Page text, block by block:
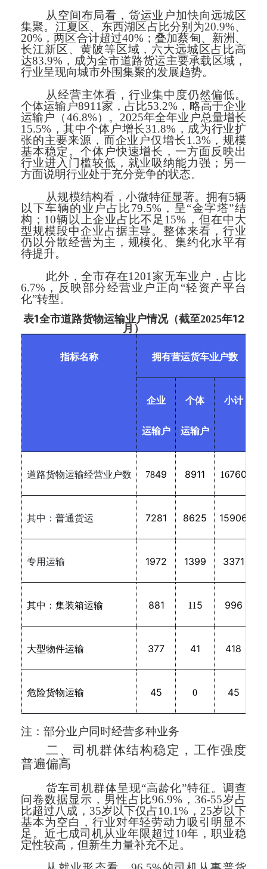
从空间布局看，货运业户加快向远城区
集聚。江夏区、东西湖区占比分别为20.9%、
20%，两区合计超过40%；叠加蔡甸、新洲、
长江新区、黄陂等区域，六大远城区占比高
达83.9%，成为全市道路货运主要承载区域，
行业呈现向城市外围集聚的发展趋势。
从经营主体看，行业集中度仍然偏低。
个体运输户8911家，占比53.2%，略高于企业
运输户（46.8%）。2025年全年业户总量增长
15.5%，其中个体户增长31.8%，成为行业扩
张的主要来源，而企业户仅增长1.3%，规模
基本稳定。个体户快速增长，一方面反映出
行业进入门槛较低，就业吸纳能力强；另一
方面说明行业处于充分竞争的状态。
从规模结构看，小微特征显著。拥有5辆
以下车辆的业户占比79.5%，呈“金字塔”结
构；10辆以上企业占比不足15%，但在中大
型规模段中企业占据主导。整体来看，行业
仍以分散经营为主，规模化、集约化水平有
待提升。
此外，全市存在1201家无车业户，占比
6.7%，反映部分经营业户正向“轻资产平台
化”转型。
表1全市道路货物运输业户情况（截至2025年12
月）
指标名称 拥有营运货车业户数
企业
运输户
个体
运输户
小计
道路货物运输经营业户数 7849 8911 16760
其中：普通货运 7281 8625 15906
专用运输 1972 1399 3371
其中：集装箱运输 881 11 5 996
大型物件运输 377 41 418
危险货物运输 45 0 45
注：部分业户同时经营多种业务
二、司机群体结构稳定，工作强度
普遍偏高
货车司机群体呈现“高龄化”特征。调查
问卷数据显示，男性占比96.9%，36-55岁占
比超过八成，35岁以下仅占10.1%，25岁以下
基本为空白，行业对年轻劳动力吸引明显不
足。近七成司机从业年限超过10年，职业稳
定性较高，但新生力量补充不足。